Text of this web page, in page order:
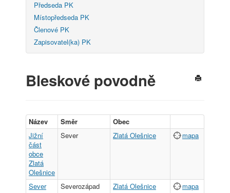
Předseda PK
Místopředseda PK
Členové PK
Zapisovatel(ka) PK
Bleskové povodně
Název Směr
Obec
Jižní
část
obce
Zlatá
Olešnice
Sever Zlatá Olešnice mapa
Sever
Severozápad Zlatá Olešnice mapa